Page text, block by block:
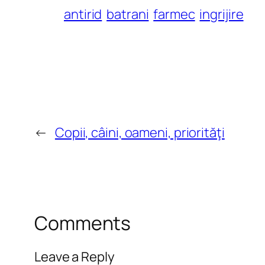
antirid batrani farmec ingrijire
← Copii, câini, oameni, priorităţi
Comments
Leave a Reply